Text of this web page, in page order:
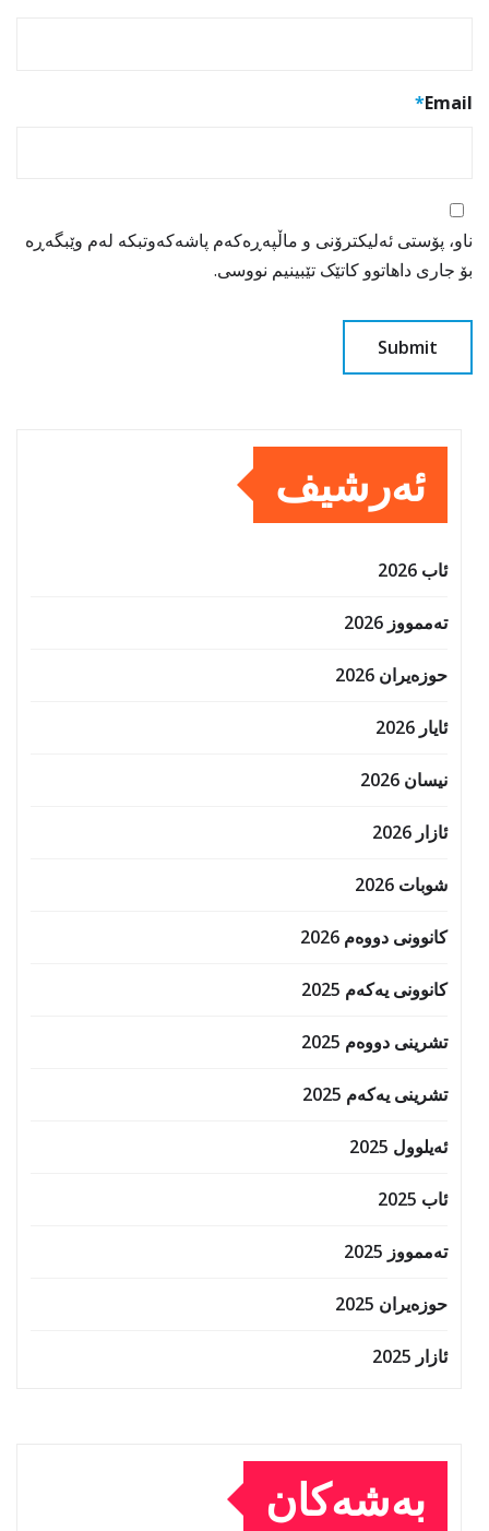
Email
*
ناو، پۆستی ئەلیکترۆنی و ماڵپەڕەکەم پاشەکەوتبکە لەم وێبگەڕە
بۆ جاری داهاتوو کاتێک تێبینیم نووسی.
ئەرشیف
ئاب 2026
تەممووز 2026
حوزه‌یران 2026
ئایار 2026
نیسان 2026
ئازار 2026
شوبات 2026
کانوونی دووەم 2026
کانوونی یەکەم 2025
تشرینی دووەم 2025
تشرینی یەکەم 2025
ئەیلوول 2025
ئاب 2025
تەممووز 2025
حوزه‌یران 2025
ئازار 2025
بەشەکان